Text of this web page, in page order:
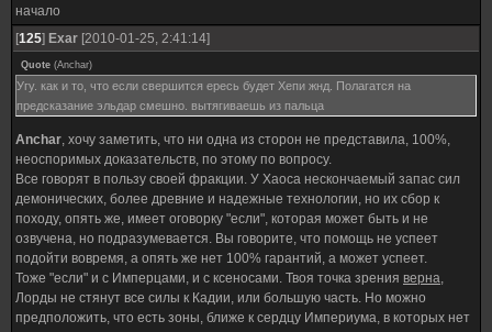
начало
[125] Exar [2010-01-25, 2:41:14]
Quote (Anchar)
Угу. как и то, что если свершится ересь будет Хепи жнд. Полагатся на
предсказание эльдар смешно. вытягиваешь из пальца
Anchar, хочу заметить, что ни одна из сторон не представила, 100%,
неоспоримых доказательств, по этому по вопросу.
Все говорят в пользу своей фракции. У Хаоса нескончаемый запас сил
демонических, более древние и надежные технологии, но их сбор к
походу, опять же, имеет оговорку "если", которая может быть и не
озвучена, но подразумевается. Вы говорите, что помощь не успеет
подойти вовремя, а опять же нет 100% гарантий, а может успеет.
Тоже "если" и с Имперцами, и с ксеносами. Твоя точка зрения верна,
Лорды не стянут все силы к Кадии, или большую часть. Но можно
предположить, что есть зоны, ближе к сердцу Империума, в которых нет